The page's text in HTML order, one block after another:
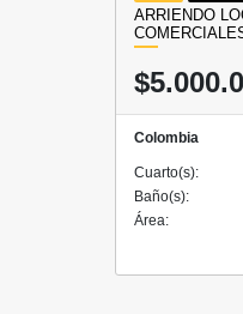
ARRIENDO
Colombia
Cuarto(s):
Baño(s):
Área: